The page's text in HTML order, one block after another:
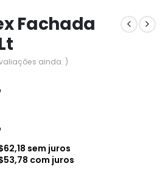
Fachada
ainda. )
62,18 sem juros
53,78 com juros